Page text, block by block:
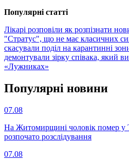
Популярнi статтi
Лікарі розповіли як розпізнати
"Стратус", що не має класичних
скасували поділ на карантинні
демонтували зірку співака, який
«Лужниках»
Популярнi новини
07.08
На Житомирщині чоловік помер у
розпочато розслідування
07.08